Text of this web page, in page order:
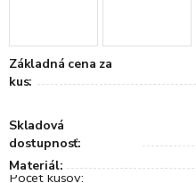
Základná cena za
kus:
Skladová
dostupnosť:
Materiál: